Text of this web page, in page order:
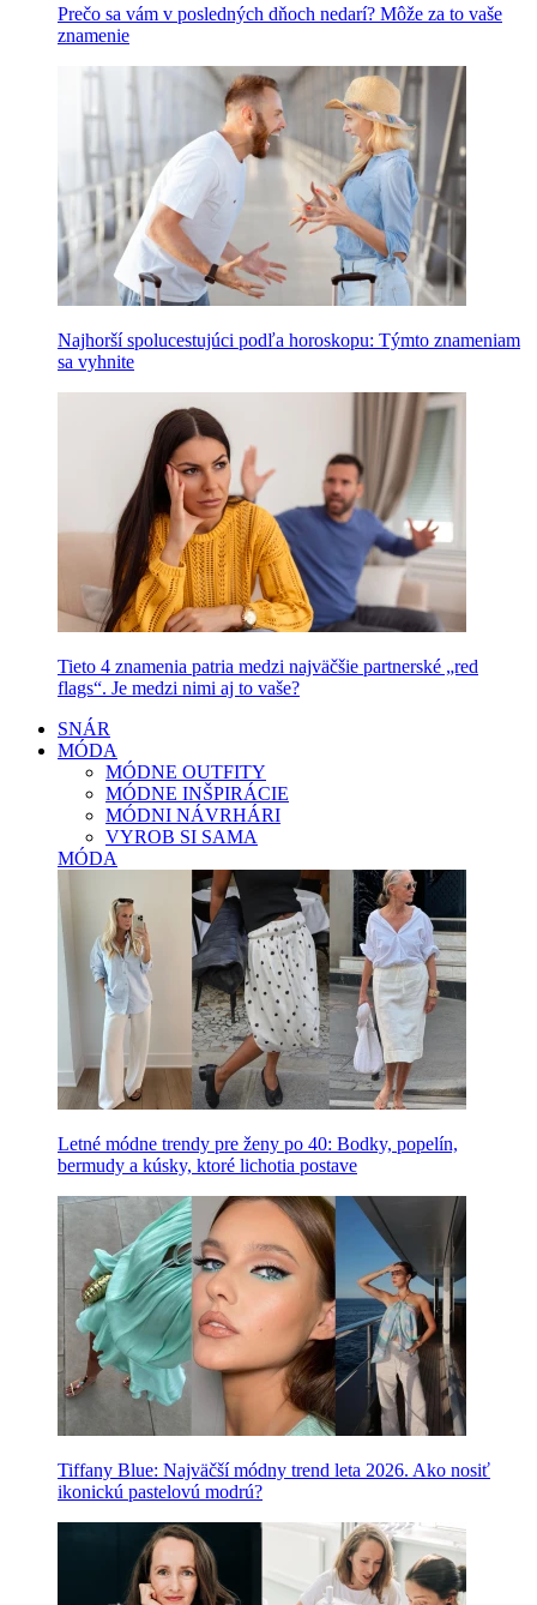
Prečo sa vám v posledných dňoch nedarí? Môže za to vaše
znamenie
Najhorší spolucestujúci podľa horoskopu: Týmto znameniam
sa vyhnite
Tieto 4 znamenia patria medzi najväčšie partnerské „red
flags“. Je medzi nimi aj to vaše?
SNÁR
MÓDA
MÓDNE OUTFITY
MÓDNE INŠPIRÁCIE
MÓDNI NÁVRHÁRI
VYROB SI SAMA
MÓDA
Letné módne trendy pre ženy po 40: Bodky, popelín,
bermudy a kúsky, ktoré lichotia postave
Tiffany Blue: Najväčší módny trend leta 2026. Ako nosiť
ikonickú pastelovú modrú?